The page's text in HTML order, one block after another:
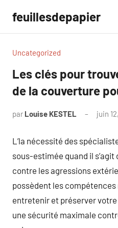
contenu
feuillesdepapier
Uncategorized
Les clés pour
de la couverture
par Louise KESTEL juin
L’la nécessité des
sous-estimée quand il
contre les agressions
possèdent les
entretenir et préserver
une sécurité maximale